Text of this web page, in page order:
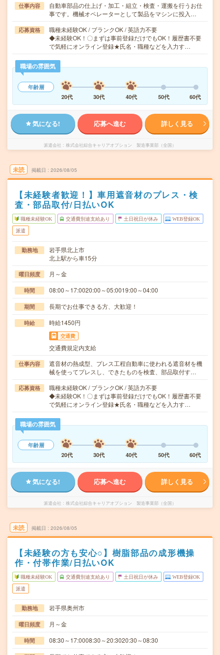
仕事内容
自動車部品の仕上げ・加工・組立・検査・運搬を行うお仕
事です。機械オペレーターとして製品をマシンに投入…
応募資格
職種未経験OK / ブランクOK / 英語力不要
◆未経験OK！〇まずは事前登録だけでもOK！履歴書不要
で気軽にオンライン登録★氏名・職種などを入力す…
職場の雰囲気
年齢層
20代
30代 40代 50代 60代
気になる! 応募へ進む 詳しく見る
派遣会社 株式会社綜合キャリアオプション 製造事業部（全国）
未読 掲載日 2026/08/05
【未経験者歓迎！】車用遮音材のプレス・検
査・部品取付/日払いOK
職種未経験OK 交通費別途支給あり 土日祝日が休み WEB登録OK
派遣
勤務地
岩手県北上市
北上駅から車15分
曜日頻度 月～金
時間 08:00～17:0020:00～05:0019:00～04:00
期間 長期でお仕事できる方、大歓迎！
時給 時給1450円
交通費
交通費規定内支給
仕事内容
遮音材の熱成型、プレス工程自動車に使われる遮音材を機
械を使ってプレスし、できたものを検査、部品取付す…
応募資格
職種未経験OK / ブランクOK / 英語力不要
◆未経験OK！〇まずは事前登録だけでもOK！履歴書不要
で気軽にオンライン登録★氏名・職種などを入力す…
職場の雰囲気
年齢層
20代
30代 40代 50代 60代
気になる! 応募へ進む 詳しく見る
派遣会社 株式会社綜合キャリアオプション 製造事業部（全国）
未読 掲載日 2026/08/05
【未経験の方も安心○】樹脂部品の成形機操
作・付帯作業/日払いOK
職種未経験OK 交通費別途支給あり 土日祝日が休み WEB登録OK
派遣
勤務地 岩手県奥州市
曜日頻度 月～金
時間 08:30～17:0008:30～20:3020:30～08:30